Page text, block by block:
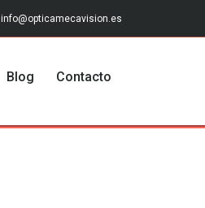
info@opticamecavision.es
Blog Contacto